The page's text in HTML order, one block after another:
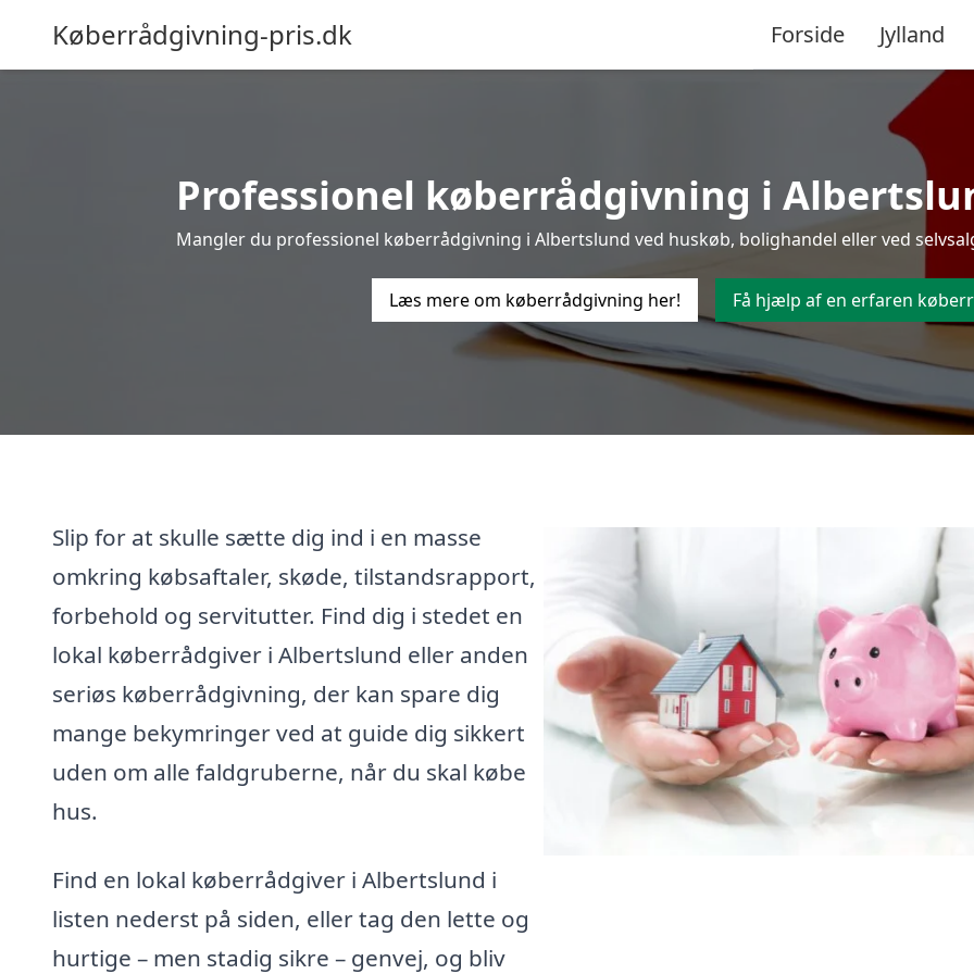
Køberrådgivning-pris.dk Forside Jylland
Professionel køberrådgivning i
Mangler du professionel køberrådgivning i Albertslund ved huskøb, bolighandel eller ved
Læs mere om køberrådgivning her! Få hjælp af en erfaren
Slip for at skulle sætte dig ind i en masse
omkring købsaftaler, skøde, tilstandsrapport,
forbehold og servitutter. Find dig i stedet en
lokal køberrådgiver i Albertslund eller anden
seriøs køberrådgivning, der kan spare dig
mange bekymringer ved at guide dig sikkert
uden om alle faldgruberne, når du skal købe
hus.
Find en lokal køberrådgiver i Albertslund i
listen nederst på siden, eller tag den lette og
hurtige – men stadig sikre – genvej, og bliv